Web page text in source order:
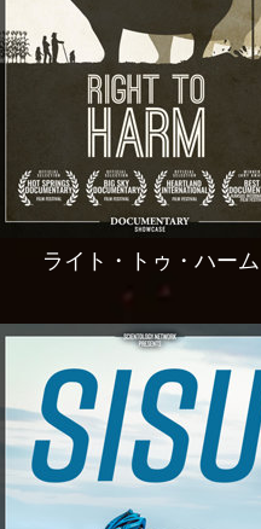
ライト・トゥ・ハーム